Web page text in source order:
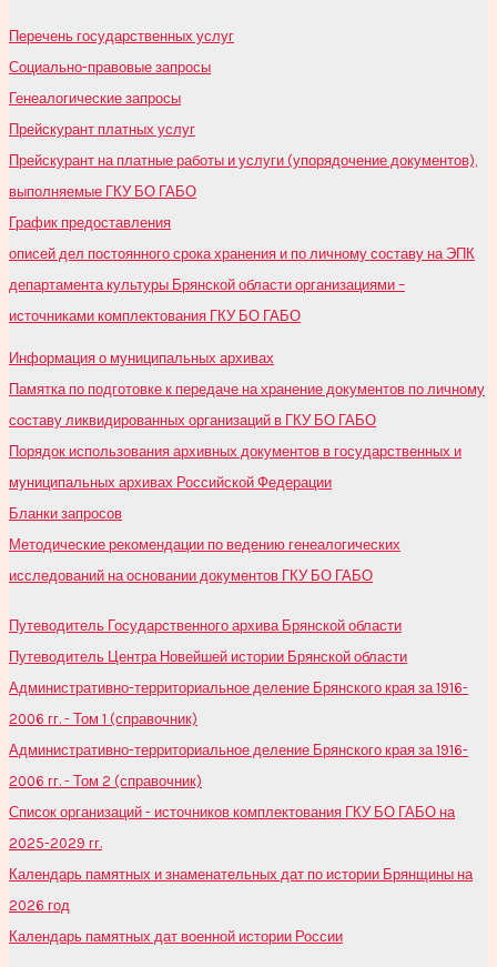
Перечень государственных услуг
Социально-правовые запросы
Генеалогические запросы
Прейскурант платных услуг
Прейскурант на платные работы и услуги (упорядочение документов),
выполняемые ГКУ БО ГАБО
График предоставления
описей дел постоянного срока хранения и по личному составу на ЭПК
департамента культуры Брянской области организациями –
источниками комплектования ГКУ БО ГАБО
Информация о муниципальных архивах
Памятка по подготовке к передаче на хранение документов по личному
составу ликвидированных организаций в ГКУ БО ГАБО
Порядок использования архивных документов в государственных и
муниципальных архивах Российской Федерации
Бланки запросов
Методические рекомендации по ведению генеалогических
исследований на основании документов ГКУ БО ГАБО
Путеводитель Государственного архива Брянской области
Путеводитель Центра Новейшей истории Брянской области
Административно-территориальное деление Брянского края за 1916-
2006 гг. - Том 1 (справочник)
Административно-территориальное деление Брянского края за 1916-
2006 гг. - Том 2 (справочник)
Список организаций - источников комплектования ГКУ БО ГАБО на
2025-2029 гг.
Календарь памятных и знаменательных дат по истории Брянщины на
2026 год
Календарь памятных дат военной истории России